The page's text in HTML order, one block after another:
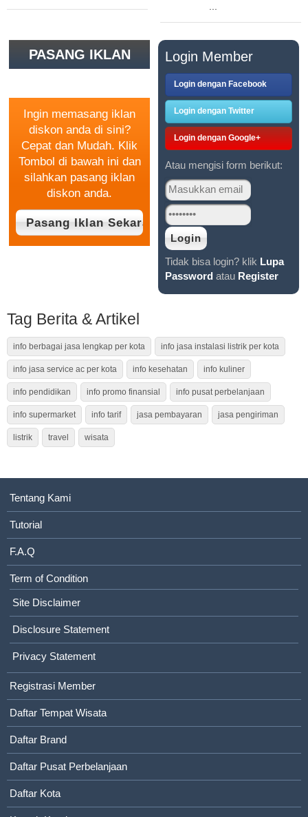
PASANG IKLAN
Ingin memasang iklan
diskon anda di sini?
Cepat dan Mudah. Klik
Tombol di bawah ini dan
silahkan pasang iklan
diskon anda.
Login Member
Login dengan Facebook
Login dengan Twitter
Login dengan Google+
Atau mengisi form berikut:
Tidak bisa login? klik Lupa
Password atau Register
Tag Berita & Artikel
info berbagai jasa lengkap per kota info jasa instalasi listrik per kota
info jasa service ac per kota info kesehatan info kuliner
info pendidikan info promo finansial info pusat perbelanjaan
info supermarket info tarif jasa pembayaran jasa pengiriman
listrik travel wisata
Tentang Kami
Tutorial
F.A.Q
Term of Condition
Site Disclaimer
Disclosure Statement
Privacy Statement
Registrasi Member
Daftar Tempat Wisata
Daftar Brand
Daftar Pusat Perbelanjaan
Daftar Kota